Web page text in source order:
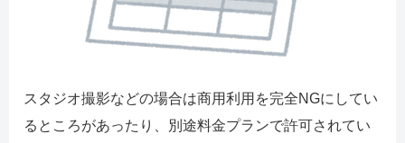
スタジオ撮影などの場合は商用利用を完全NGにしてい
るところがあったり、別途料金プランで許可されてい